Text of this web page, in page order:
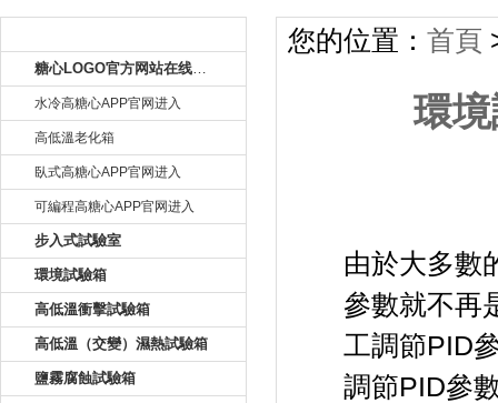
糖心LOGO官方网站在线观看
水冷高糖心APP官网进入
高低溫老化箱
臥式高糖心APP官网进入
可編程高糖心APP官网进入
步入式試驗室
環境試驗箱
高低溫衝擊試驗箱
高低溫（交變）濕熱試驗箱
鹽霧腐蝕試驗箱
您的位置： 首頁
環
由於大多數
參數就不再是
工調節PID參
調節PID參數